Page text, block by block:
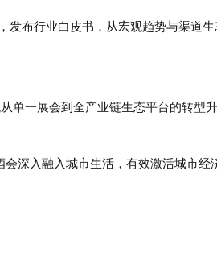
布行业白皮书，从宏观趋势与渠道
单一展会到全产业链生态平台的转型升
深入融入城市生活，有效激活城市经